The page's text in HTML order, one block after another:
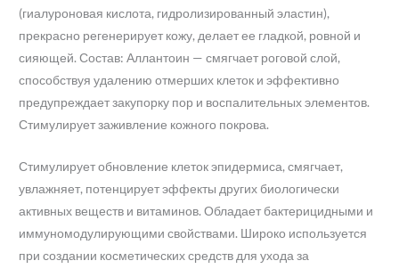
(гиалуроновая кислота, гидролизированный эластин),
прекрасно регенерирует кожу, делает ее гладкой, ровной и
сияющей. Состав: Аллантоин — смягчает роговой слой,
способствуя удалению отмерших клеток и эффективно
предупреждает закупорку пор и воспалительных элементов.
Стимулирует заживление кожного покрова.
Стимулирует обновление клеток эпидермиса, смягчает,
увлажняет, потенцирует эффекты других биологически
активных веществ и витаминов. Обладает бактерицидными и
иммуномодулирующими свойствами. Широко используется
при создании косметических средств для ухода за